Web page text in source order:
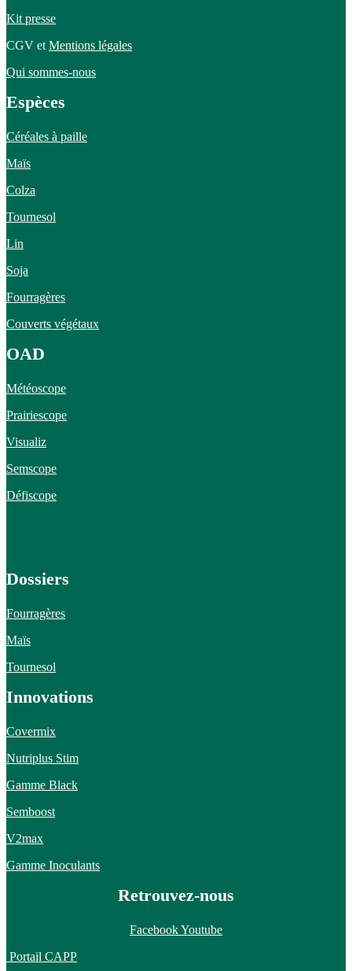
Kit presse
CGV et Mentions légales
Qui sommes-nous
Espèces
Céréales à paille
Maïs
Colza
Tournesol
Lin
Soja
Fourragères
Couverts végétaux
OAD
Météoscope
Prairiescope
Visualiz
Semscope
Défiscope
Dossiers
Fourragères
Maïs
Tournesol
Innovations
Covermix
Nutriplus Stim
Gamme Black
Semboost
V2max
Gamme Inoculants
Retrouvez-nous
FacebookYoutube
Portail CAPP